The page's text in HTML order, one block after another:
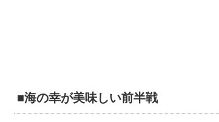
■海の幸が美味しい前半戦